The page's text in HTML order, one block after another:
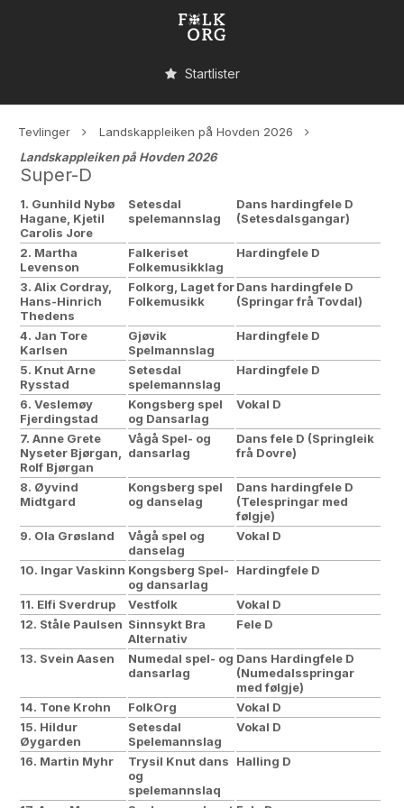
Startlister
Tevlinger
Landskappleiken på Hovden 2026
Landskappleiken på Hovden 2026
Super-D
1. Gunhild Nybø
Hagane, Kjetil
Carolis Jore
Setesdal
spelemannslag
Dans hardingfele D
(Setesdalsgangar)
2. Martha
Levenson
Falkeriset
Folkemusikklag
Hardingfele D
3. Alix Cordray,
Hans-Hinrich
Thedens
Folkorg, Laget for
Folkemusikk
Dans hardingfele D
(Springar frå Tovdal)
4. Jan Tore
Karlsen
Gjøvik
Spelmannslag
Hardingfele D
5. Knut Arne
Rysstad
Setesdal
spelemannslag
Hardingfele D
6. Veslemøy
Fjerdingstad
Kongsberg spel
og Dansarlag
Vokal D
7. Anne Grete
Nyseter Bjørgan,
Rolf Bjørgan
Vågå Spel- og
dansarlag
Dans fele D (Springleik
frå Dovre)
8. Øyvind
Midtgard
Kongsberg spel
og danselag
Dans hardingfele D
(Telespringar med
følgje)
9. Ola Grøsland
Vågå spel og
danselag
Vokal D
10. Ingar Vaskinn Kongsberg Spel-
og dansarlag
Hardingfele D
11. Elfi Sverdrup Vestfolk
Vokal D
12. Ståle Paulsen Sinnsykt Bra
Alternativ
Fele D
13. Svein Aasen
Numedal spel- og
dansarlag
Dans Hardingfele D
(Numedalsspringar
med følgje)
14. Tone Krohn
FolkOrg
Vokal D
15. Hildur
Øygarden
Setesdal
Spelemannslag
Vokal D
16. Martin Myhr
Trysil Knut dans
og
spelemannslaq
Halling D